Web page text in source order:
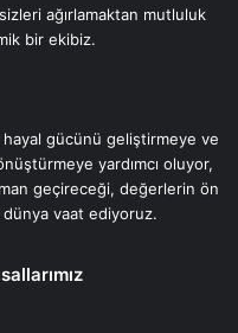
ağırlamaktan mutluluk
bir ekibiz.
hayal gücünü geliştirmeye ve
yardımcı oluyor,
geçireceği, değerlerin ön
dünya vaat ediyoruz.